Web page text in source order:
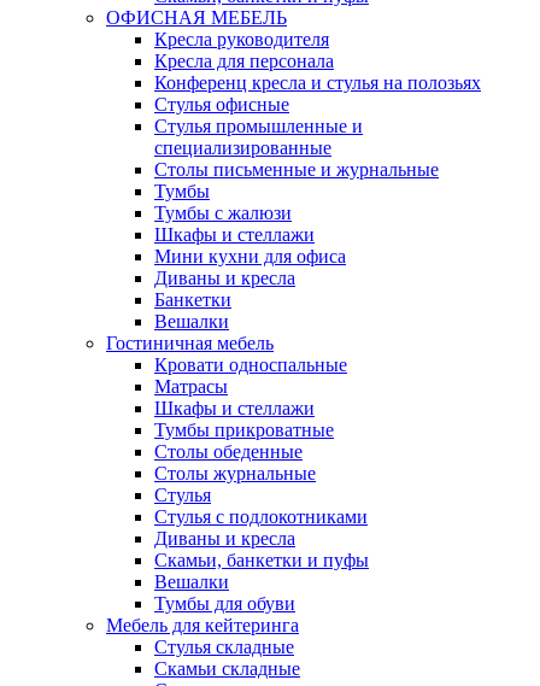
ОФИСНАЯ МЕБЕЛЬ
Кресла руководителя
Кресла для персонала
Конференц кресла и стулья на полозьях
Стулья офисные
Стулья промышленные и
специализированные
Столы письменные и журнальные
Тумбы
Тумбы с жалюзи
Шкафы и стеллажи
Мини кухни для офиса
Диваны и кресла
Банкетки
Вешалки
Гостиничная мебель
Кровати односпальные
Матрасы
Шкафы и стеллажи
Тумбы прикроватные
Столы обеденные
Столы журнальные
Стулья
Стулья с подлокотниками
Диваны и кресла
Скамьи, банкетки и пуфы
Вешалки
Тумбы для обуви
Мебель для кейтеринга
Стулья складные
Скамьи складные